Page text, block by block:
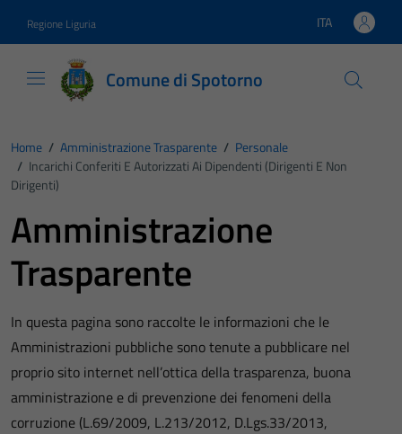
Regione Liguria Lingua attiva:
ITA
Comune di Spotorno
Home / Amministrazione Trasparente / Personale
/ Incarichi Conferiti E Autorizzati Ai Dipendenti (dirigenti E Non
Dirigenti)
Amministrazione
Trasparente
In questa pagina sono raccolte le informazioni che le
Amministrazioni pubbliche sono tenute a pubblicare nel
proprio sito internet nell’ottica della trasparenza, buona
amministrazione e di prevenzione dei fenomeni della
corruzione (L.69/2009, L.213/2012, D.Lgs.33/2013,